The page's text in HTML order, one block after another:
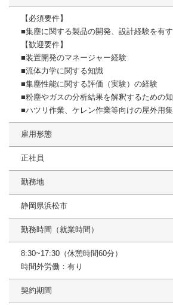
【必須要件】
■集塵に関する製品の開発、設計経験を有
【歓迎要件】
■装置開発のマネージャー経験
■流体力学に関する知識
■集塵性能に関する評価（実験）の経験
■粉塵やガスの分析結果を解釈するための
■ハツリ作業、ケレン作業等向けの屋外用
雇用形態
正社員
勤務地
静岡県浜松市
勤務時間（就業時間）
8:30~17:30（休憩時間60分）
時間外労働：有り
契約期間